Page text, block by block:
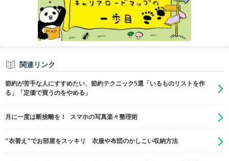
関連リンク
節約が苦手な人にすすめたい、節約テクニック5選「いるものリストを作
る」「定価で買うのをやめる」
月に一度は断捨離を！ スマホの写真楽々整理術
"衣替え"でお部屋をスッキリ 衣服や布団のかしこい収納方法